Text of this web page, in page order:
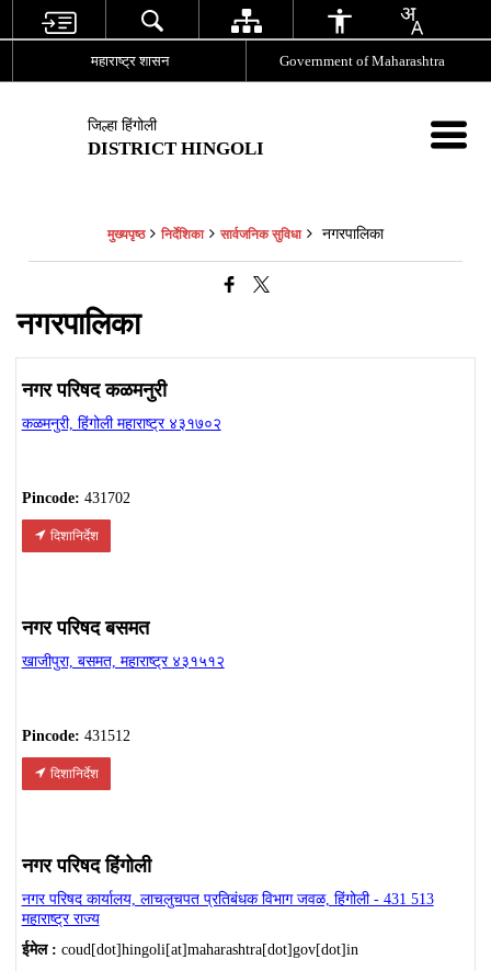
महाराष्ट्र शासन Government of Maharashtra
जिल्हा हिंगोली
DISTRICT HINGOLI
मुख्यपृष्ठ निर्देशिका सार्वजनिक सुविधा नगरपालिका
नगरपालिका
नगर परिषद कळमनुरी
कळमनुरी, हिंगोली महाराष्ट्र ४३१७०२
Pincode: 431702
दिशानिर्देश
नगर परिषद बसमत
खाजीपुरा, बसमत, महाराष्ट्र ४३१५१२
Pincode: 431512
दिशानिर्देश
नगर परिषद हिंगोली
नगर परिषद कार्यालय, लाचलुचपत प्रतिबंधक विभाग जवळ, हिंगोली - 431 513
महाराष्ट्र राज्य
ईमेल : coud[dot]hingoli[at]maharashtra[dot]gov[dot]in